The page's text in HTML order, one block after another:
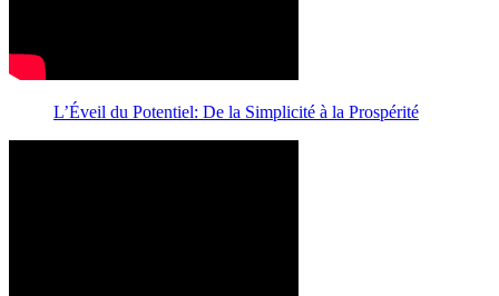
L’Éveil du Potentiel: De la Simplicité à la Prospérité